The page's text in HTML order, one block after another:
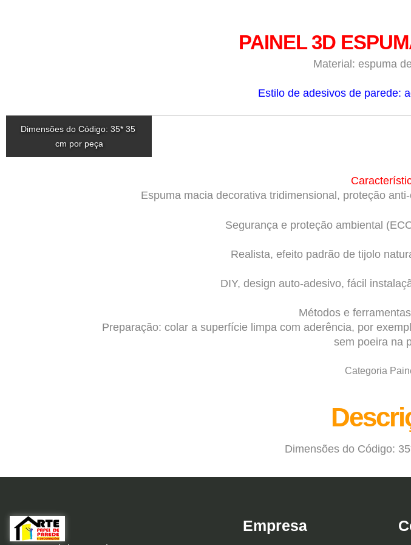
PAINEL 3D
Material: espuma
Estilo de adesivos de parede:
Dimensões do Código: 35* 35
cm por peça
Espuma macia decorativa tridimensional, proteção
Segurança e proteção ambiental
Realista, efeito padrão de tijolo
DIY, design auto-adesivo, fácil
Métodos e
Preparação: colar a superfície limpa com aderência, por
sem poeira na
Categoria
Dimensões do Código:
Empresa